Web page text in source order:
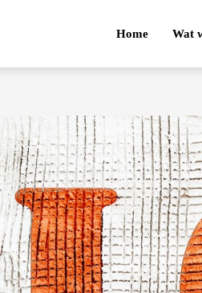
Home Wat